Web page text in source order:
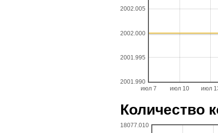
июл 7 июл 10 июл
2001.990
2001.995
2002.000
2002.005
Количество
18077.010